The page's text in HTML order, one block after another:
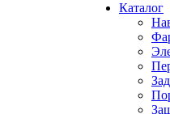
Каталог